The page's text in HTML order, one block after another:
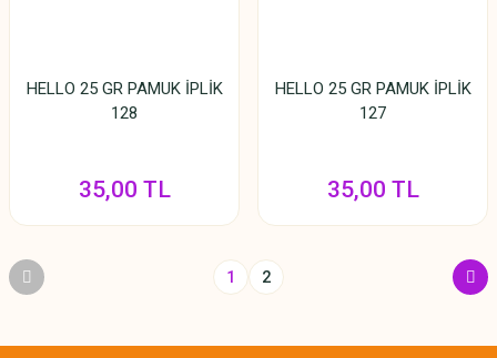
HELLO 25 GR PAMUK İPLİK
128
35,00 TL
HELLO 25 GR PAMUK İPLİK
127
35,00 TL
1 2